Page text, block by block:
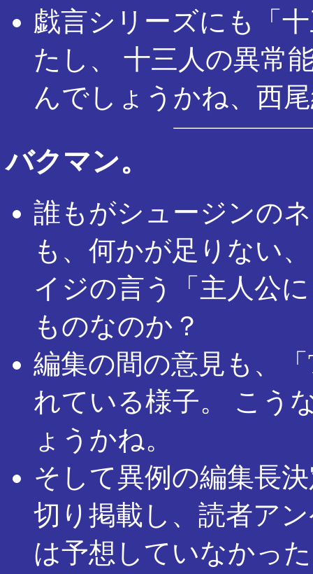
戯言シリーズにも「
たし、 十三人の異常
んでしょうかね、西
バクマン。
誰もがシュージンの
も、何かが足りない
イジの言う「主人公
ものなのか？
編集の間の意見も、「
れている様子。 こう
ょうかね。
そして異例の編集長
切り掲載し、読者ア
は予想していなかっ